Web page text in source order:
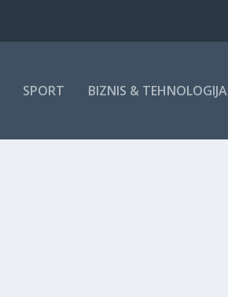
SPORT BIZNIS & TEHNOLOGIJA